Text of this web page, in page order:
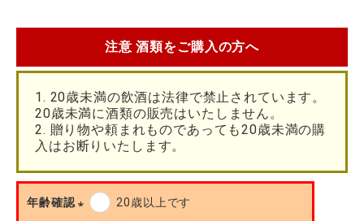
注意 酒類をご購入の方へ
1. 20歳未満の飲酒は法律で禁止されています。
20歳未満に酒類の販売はいたしません。
2. 贈り物や頼まれものであっても20歳未満の購
入はお断りいたします。
年齢確認 20歳以上です